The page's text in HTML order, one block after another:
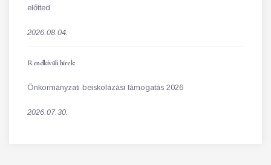
előtted
2026.08.04.
Rendkívüli hírek:
Önkormányzati beiskolázási támogatás 2026
2026.07.30.